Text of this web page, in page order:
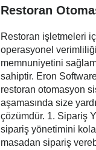
Restoran
Restoran işletmeleri
operasyonel
memnuniyetini
sahiptir. Eron
restoran otomasyon
aşamasında size
çözümdür. 1. Sipariş
sipariş yönetimini
masadan sipariş